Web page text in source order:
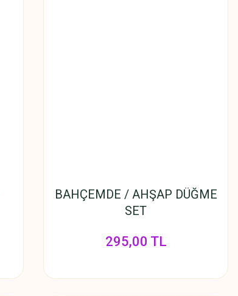
BAHÇEMDE / AHŞAP DÜĞME
SET
295,00 TL